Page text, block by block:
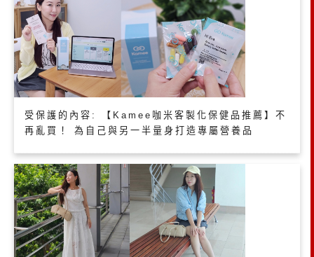
受保護的內容: 【Kamee咖米客製化保健品推薦】不
再亂買！ 為自己與另一半量身打造專屬營養品